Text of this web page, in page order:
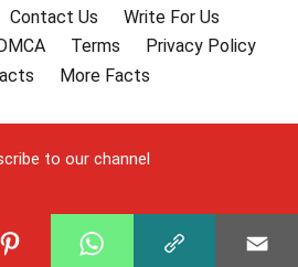
Contact Us
Write For Us
DMCA Terms
Privacy Policy
More Facts
to our channel